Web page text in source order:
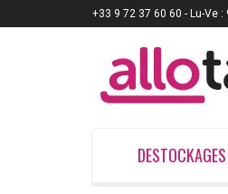
DESTOCKAGES
+33 9 72 37 60 60 - Lu-Ve